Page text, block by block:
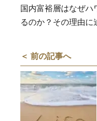
国内富裕層はなぜハ
るのか？その理由に
＜ 前の記事へ